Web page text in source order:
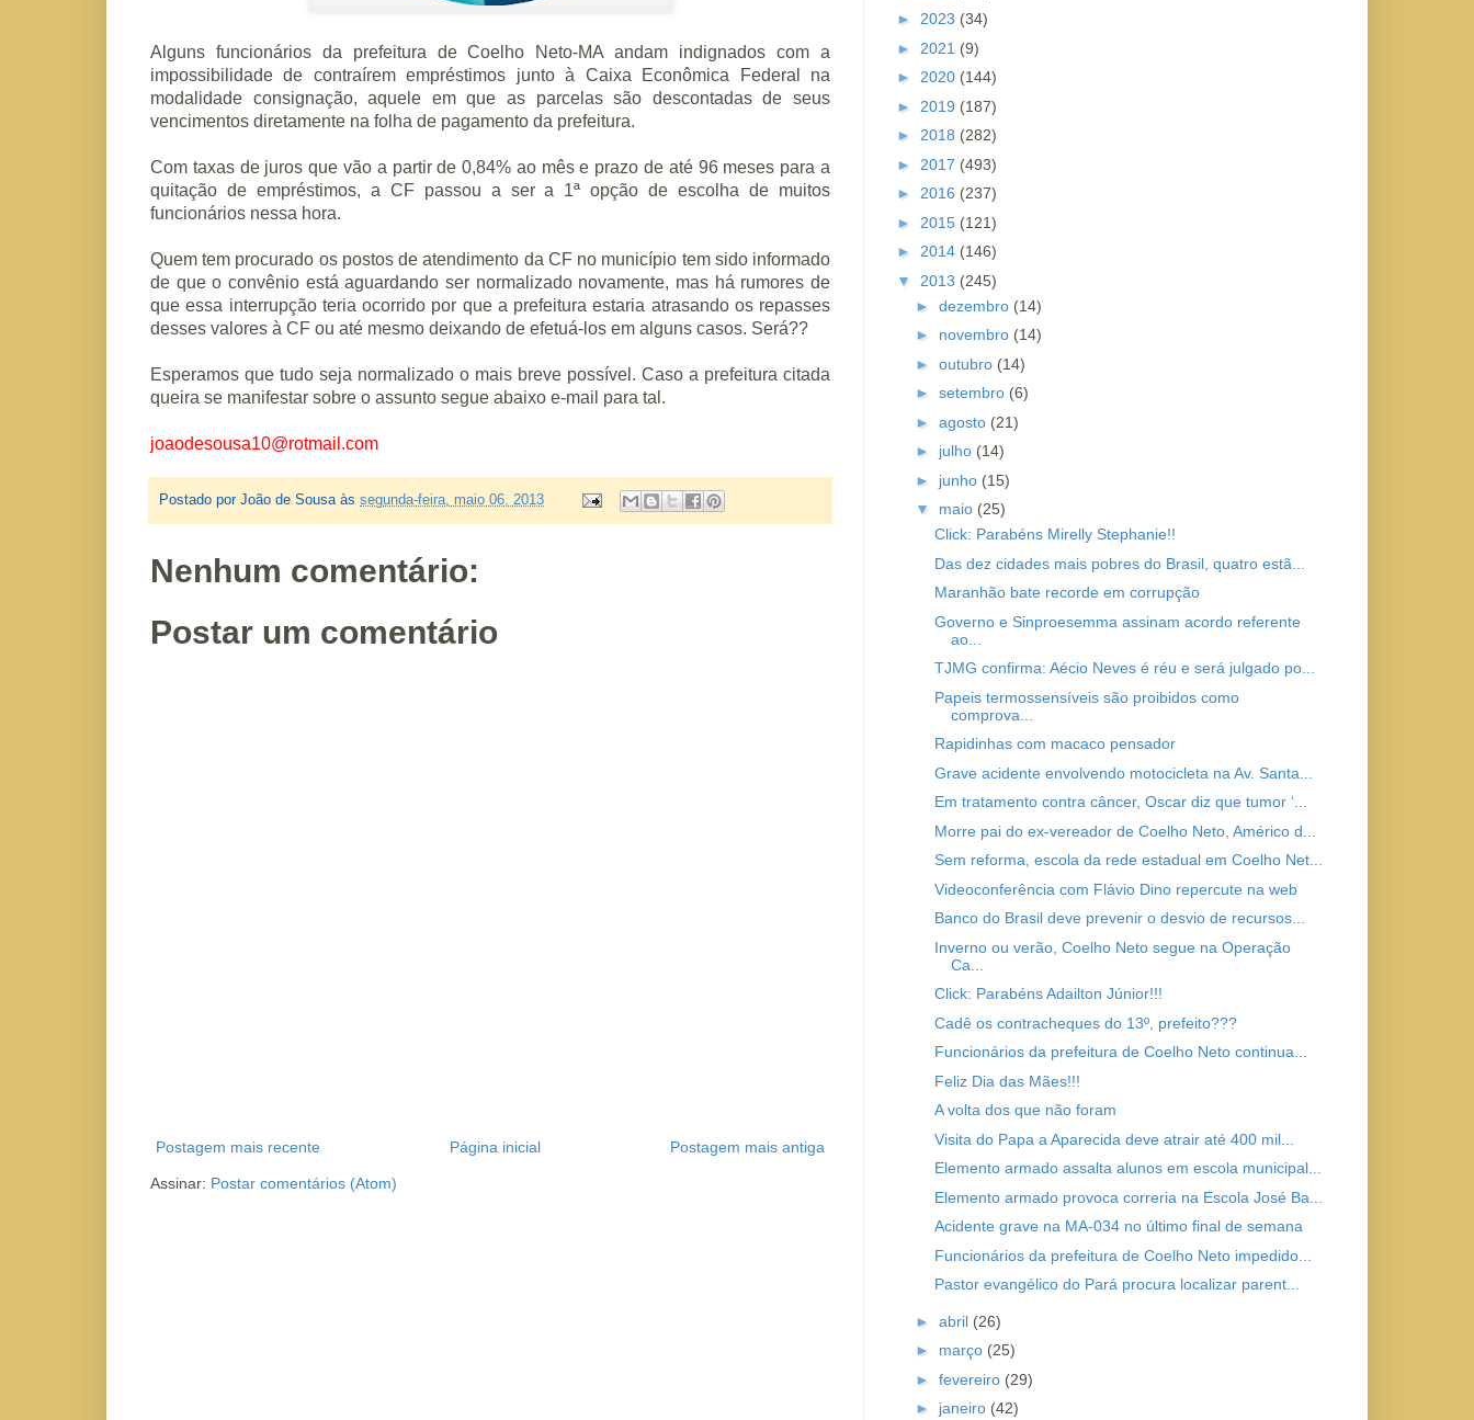
Alguns funcionários da prefeitura de Coelho Neto-MA andam indignados com a
impossibilidade de contraírem empréstimos junto à Caixa Econômica Federal na
modalidade consignação, aquele em que as parcelas são descontadas de seus
vencimentos diretamente na folha de pagamento da prefeitura.
Com taxas de juros que vão a partir de 0,84% ao mês e prazo de até 96 meses para a
quitação de empréstimos, a CF passou a ser a 1ª opção de escolha de muitos
funcionários nessa hora.
Quem tem procurado os postos de atendimento da CF no município tem sido informado
de que o convênio está aguardando ser normalizado novamente, mas há rumores de
que essa interrupção teria ocorrido por que a prefeitura estaria atrasando os repasses
desses valores à CF ou até mesmo deixando de efetuá-los em alguns casos. Será??
Esperamos que tudo seja normalizado o mais breve possível. Caso a prefeitura citada
queira se manifestar sobre o assunto segue abaixo e-mail para tal.
joaodesousa10@rotmail.com
Postado por João de Sousa às segunda-feira, maio 06, 2013
Nenhum comentário:
Postar um comentário
Postagem mais recente Postagem mais antiga
Página inicial
Assinar: Postar comentários (Atom)
► 2023 (34)
► 2021 (9)
► 2020 (144)
► 2019 (187)
► 2018 (282)
► 2017 (493)
► 2016 (237)
► 2015 (121)
► 2014 (146)
▼ 2013 (245)
► dezembro (14)
► novembro (14)
► outubro (14)
► setembro (6)
► agosto (21)
► julho (14)
► junho (15)
▼ maio (25)
Click: Parabéns Mirelly Stephanie!!
Das dez cidades mais pobres do Brasil, quatro estã...
Maranhão bate recorde em corrupção
Governo e Sinproesemma assinam acordo referente
ao...
TJMG confirma: Aécio Neves é réu e será julgado po...
Papeis termossensíveis são proibidos como
comprova...
Rapidinhas com macaco pensador
Grave acidente envolvendo motocicleta na Av. Santa...
Em tratamento contra câncer, Oscar diz que tumor ‘...
Morre pai do ex-vereador de Coelho Neto, Américo d...
Sem reforma, escola da rede estadual em Coelho Net...
Videoconferência com Flávio Dino repercute na web
Banco do Brasil deve prevenir o desvio de recursos...
Inverno ou verão, Coelho Neto segue na Operação
Ca...
Click: Parabéns Adailton Júnior!!!
Cadê os contracheques do 13º, prefeito???
Funcionários da prefeitura de Coelho Neto continua...
Feliz Dia das Mães!!!
A volta dos que não foram
Visita do Papa a Aparecida deve atrair até 400 mil...
Elemento armado assalta alunos em escola municipal...
Elemento armado provoca correria na Escola José Ba...
Acidente grave na MA-034 no último final de semana
Funcionários da prefeitura de Coelho Neto impedido...
Pastor evangélico do Pará procura localizar parent...
► abril (26)
► março (25)
► fevereiro (29)
► janeiro (42)